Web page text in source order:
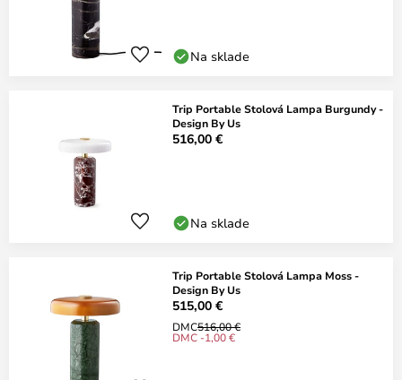
Na sklade
Trip Portable Stolová Lampa Burgundy -
Design By Us
516,00 €
Na sklade
Trip Portable Stolová Lampa Moss -
Design By Us
515,00 €
DMC516,00 €
DMC -1,00 €